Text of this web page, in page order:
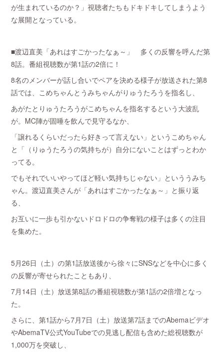
が生まれているのか？」視聴者たちもドキドキしてしまうよう
な展開となっている。
■渡辺直美「あれはすごかったなぁ～」 多くの反響を呼んだ第
8話。番組視聴数が第1話の2倍に！
8名のメンバーが話し合いでペアを決める様子が放送された第8
話では、こめちゃんとうみちゃんがりゅうたろうを指名し、
あがたとりゅうたろうがこめちゃんを指名するという大波乱
が。MC陣が固唾を飲んで見守るなか、
「譲れるくらいだったら好きって言えない」というこめちゃん
と「（りゅうたろうの気持ちが）自分にないことはずっとわか
ってる。
でもそれでいいやってほど軽い気持ちじゃない」といううみち
ゃん。渡辺直美さんが「あれはすごかったなぁ～」と振り返
る、
お互いに一歩も引かないドロドロの争奪戦の様子は多くの注目
を集めた。
5月26日（土）の第1話放送後から徐々にSNSなどを中心に多く
の反響が寄せられたこともあり、
7月14日（土）放送第8話の番組視聴数が第1話の2倍増となっ
た。
さらに、第1話から7月7日（土）放送第7話までのAbemaビデオ
やAbemaTV公式YouTubeでの見逃し配信も含めた総視聴数が
1,000万を突破し、